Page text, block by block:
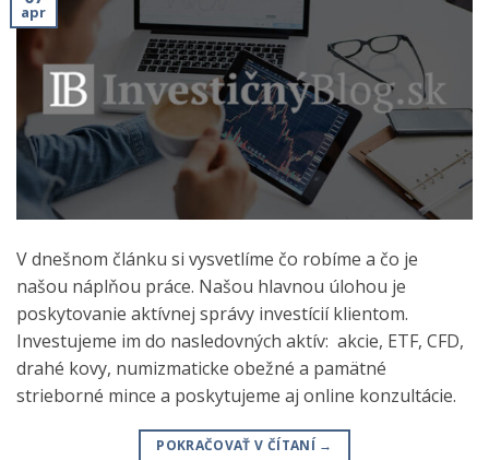
apr
V dnešnom článku si vysvetlíme čo robíme a čo je
našou náplňou práce. Našou hlavnou úlohou je
poskytovanie aktívnej správy investícií klientom.
Investujeme im do nasledovných aktív: akcie, ETF, CFD,
drahé kovy, numizmaticke obežné a pamätné
strieborné mince a poskytujeme aj online konzultácie.
POKRAČOVAŤ V ČÍTANÍ →